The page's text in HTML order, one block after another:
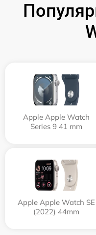
Apple Apple Watch
Series 9 41 mm
Apple Apple Watch SE
(2022) 44mm